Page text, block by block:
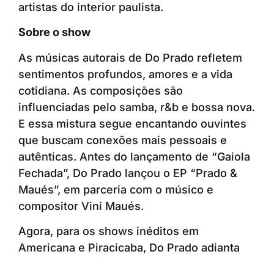
artistas do interior paulista.
Sobre o show
As músicas autorais de Do Prado refletem
sentimentos profundos, amores e a vida
cotidiana. As composições são
influenciadas pelo samba, r&b e bossa nova.
E essa mistura segue encantando ouvintes
que buscam conexões mais pessoais e
autênticas. Antes do lançamento de “Gaiola
Fechada”, Do Prado lançou o EP “Prado &
Maués”, em parceria com o músico e
compositor Vini Maués.
Agora, para os shows inéditos em
Americana e Piracicaba, Do Prado adianta